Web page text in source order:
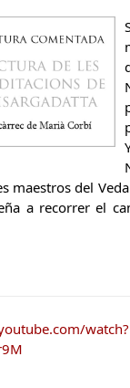
maestros del
a recorrer el
watch?